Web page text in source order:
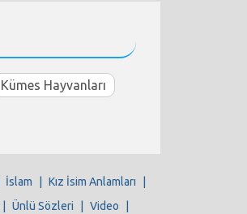
Kümes Hayvanları
İslam Kız İsim Anlamları
Ünlü Sözleri Video